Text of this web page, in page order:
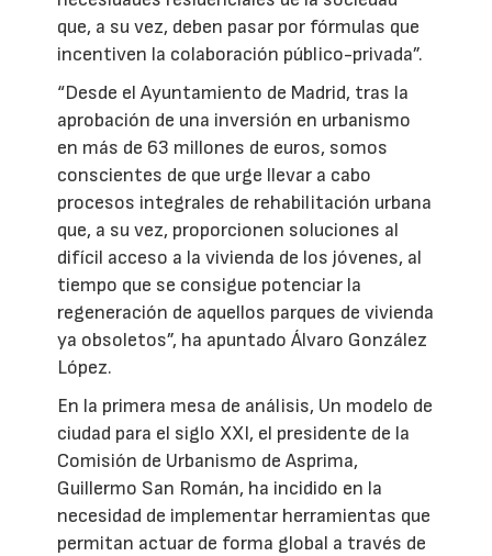
que, a su vez, deben pasar por fórmulas que
incentiven la colaboración público-privada”.
“Desde el Ayuntamiento de Madrid, tras la
aprobación de una inversión en urbanismo
en más de 63 millones de euros, somos
conscientes de que urge llevar a cabo
procesos integrales de rehabilitación urbana
que, a su vez, proporcionen soluciones al
difícil acceso a la vivienda de los jóvenes, al
tiempo que se consigue potenciar la
regeneración de aquellos parques de vivienda
ya obsoletos”, ha apuntado Álvaro González
López.
En la primera mesa de análisis, Un modelo de
ciudad para el siglo XXI, el presidente de la
Comisión de Urbanismo de Asprima,
Guillermo San Román, ha incidido en la
necesidad de implementar herramientas que
permitan actuar de forma global a través de